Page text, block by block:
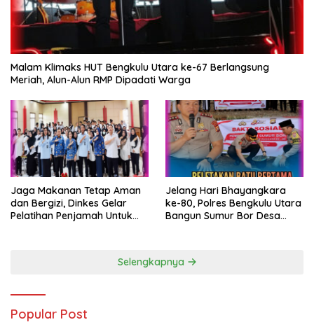
Malam Klimaks HUT Bengkulu Utara ke-67 Berlangsung
Meriah, Alun-Alun RMP Dipadati Warga
Jaga Makanan Tetap Aman
dan Bergizi, Dinkes Gelar
Pelatihan Penjamah Untuk
Jelang Hari Bhayangkara
ke-80, Polres Bengkulu Utara
Bangun Sumur Bor Desa
Selengkapnya
Popular Post